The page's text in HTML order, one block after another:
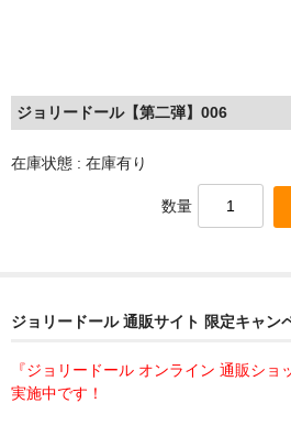
ジョリードール【第二弾】006
在庫状態 : 在庫有り
数量
ジョリードール 通販サイト 限定キャン
『ジョリードール オンライン 通販シ
実施中です！